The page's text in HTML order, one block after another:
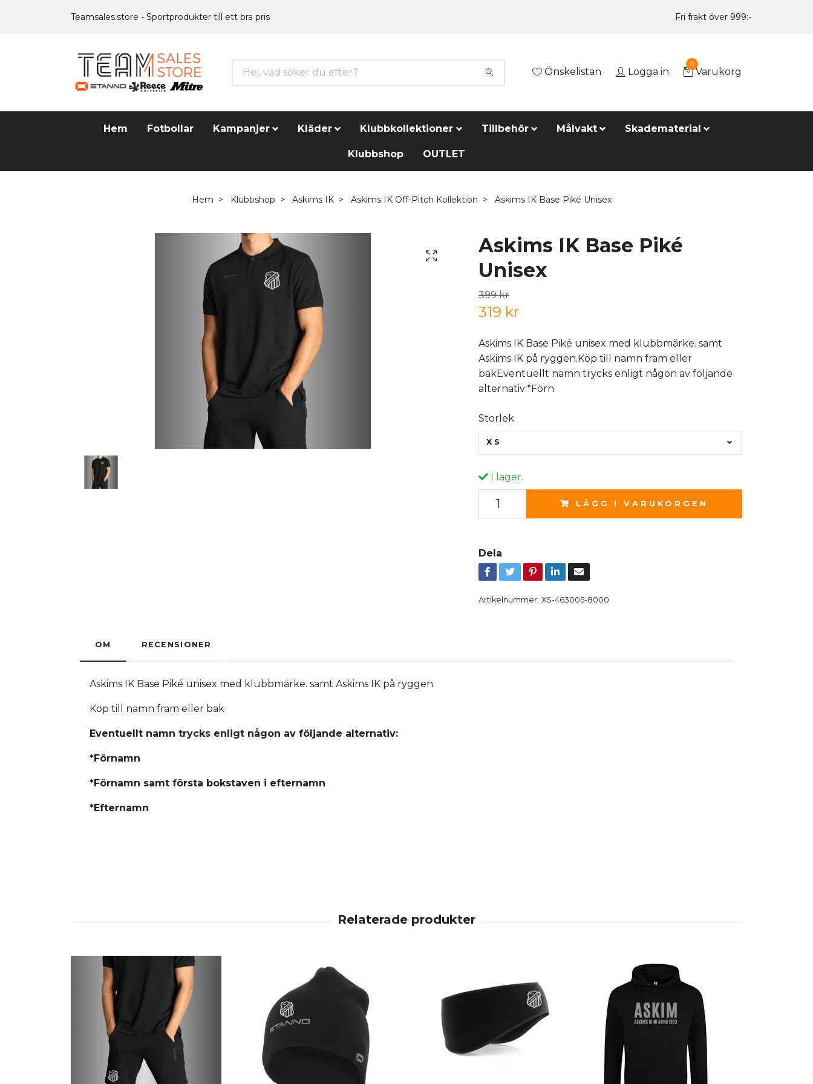
Teamsales.store - Sportprodukter till ett bra pris Fri frakt över 999:-
Önskelistan Logga in
0
Varukorg
Hem Fotbollar Kampanjer Kläder Klubbkollektioner Tillbehör Målvakt Skadematerial
Klubbshop OUTLET
Hem Klubbshop Askims IK Askims IK Off-Pitch Kollektion Askims IK Base Piké Unisex
Askims IK Base Piké
Unisex
399 kr
319 kr
Askims IK Base Piké unisex med klubbmärke. samt
Askims IK på ryggen.Köp till namn fram eller
bakEventuellt namn trycks enligt någon av följande
alternativ:*Förn
Storlek
XS
I lager.
LÄGG I VARUKORGEN
Dela
Artikelnummer: XS-463005-8000
OM RECENSIONER
Askims IK Base Piké unisex med klubbmärke. samt Askims IK på ryggen.
Köp till namn fram eller bak
Eventuellt namn trycks enligt någon av följande alternativ:
*Förnamn
*Förnamn samt första bokstaven i efternamn
*Efternamn